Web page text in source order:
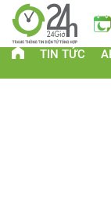
vàng Lịch
TIN TỨC